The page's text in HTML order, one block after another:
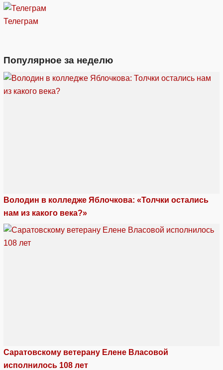
Телеграм
Популярное за неделю
Володин в колледже Яблочкова: «Толчки остались
нам из какого века?»
Саратовскому ветерану Елене Власовой
исполнилось 108 лет